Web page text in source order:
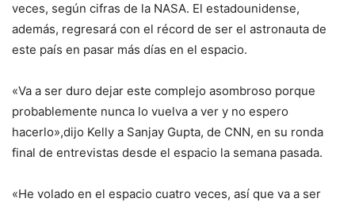
veces, según cifras de la NASA. El estadounidense,
además, regresará con el récord de ser el astronauta de
este país en pasar más días en el espacio.
«Va a ser duro dejar este complejo asombroso porque
probablemente nunca lo vuelva a ver y no espero
hacerlo»,dijo Kelly a Sanjay Gupta, de CNN, en su ronda
final de entrevistas desde el espacio la semana pasada.
«He volado en el espacio cuatro veces, así que va a ser